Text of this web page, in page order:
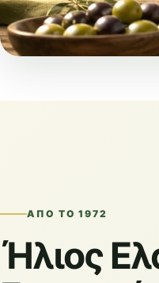
ΑΠΌ ΤΟ 1972
Ήλιος